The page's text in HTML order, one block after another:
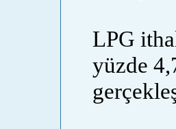
LPG
yüzde